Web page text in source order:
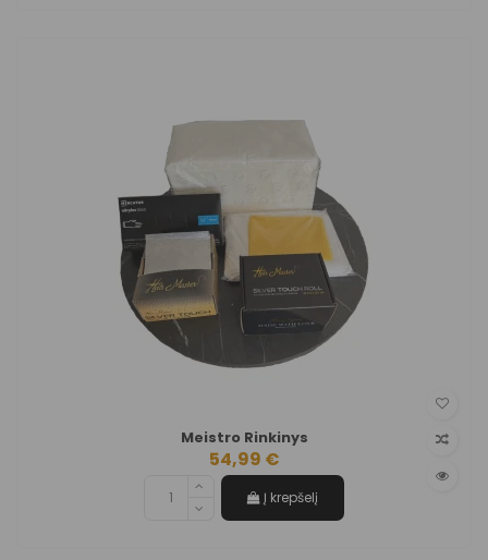
Meistro Rinkinys
54,99 €
Į krepšelį